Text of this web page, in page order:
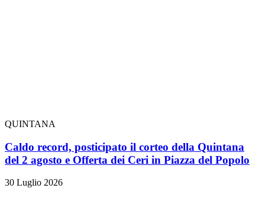
QUINTANA
Caldo record, posticipato il corteo della Quintana
del 2 agosto e Offerta dei Ceri in Piazza del Popolo
30 Luglio 2026